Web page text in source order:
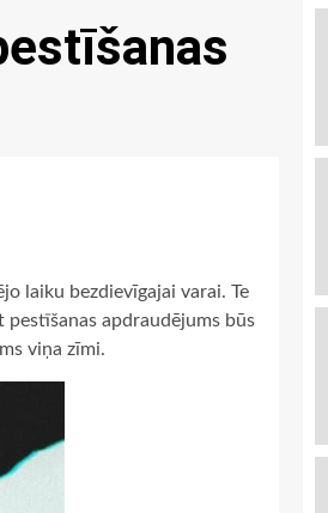
laiku bezdievīgajai varai. Te
pestīšanas apdraudējums būs
viņa zīmi.